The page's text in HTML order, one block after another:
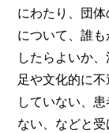
にわたり、団
について、誰
したらよいか
足や文化的に
していない、
ない、などと